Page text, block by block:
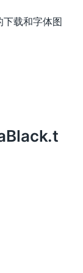
载和字体图